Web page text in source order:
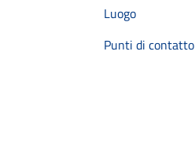
Luogo
Punti di contatto